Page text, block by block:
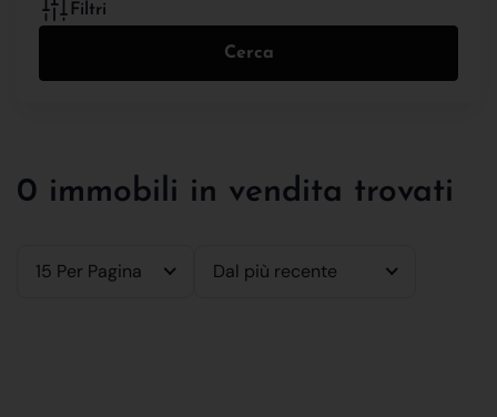
Filtri
Cerca
0 immobili in vendita trovati
15 Per Pagina Dal più recente